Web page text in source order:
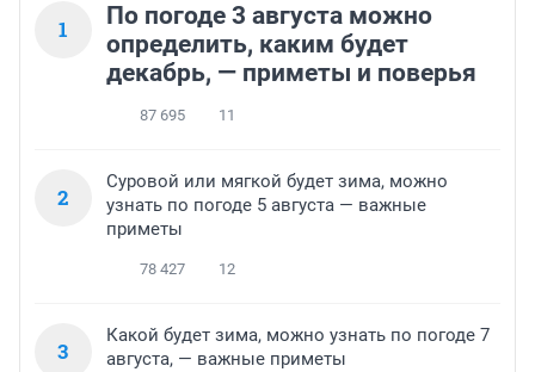
1
По погоде 3 августа можно
определить, каким будет
декабрь, — приметы и поверья
87 695 11
2
Суровой или мягкой будет зима, можно
узнать по погоде 5 августа — важные
приметы
78 427 12
3
Какой будет зима, можно узнать по погоде 7
августа, — важные приметы